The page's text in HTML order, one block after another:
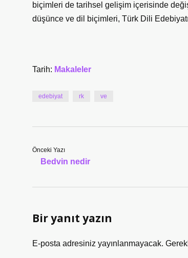
biçimleri de tarihsel gelişim içerisinde
düşünce ve dil biçimleri, Türk Dili
Tarih: Makaleler
edebiyat rk ve
Önceki Yazı
Bedvin nedir
Bir yanıt yazın
E-posta adresiniz yayınlanmayacak.